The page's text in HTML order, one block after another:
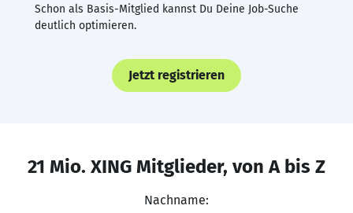
Schon als Basis-Mitglied kannst Du Deine Job-Suche
deutlich optimieren.
Jetzt registrieren
21 Mio. XING Mitglieder, von A bis Z
Nachname: